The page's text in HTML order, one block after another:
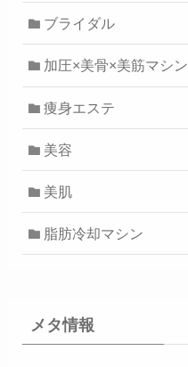
ブライダル
加圧×美骨×美筋マシン
痩身エステ
美容
美肌
脂肪冷却マシン
メタ情報